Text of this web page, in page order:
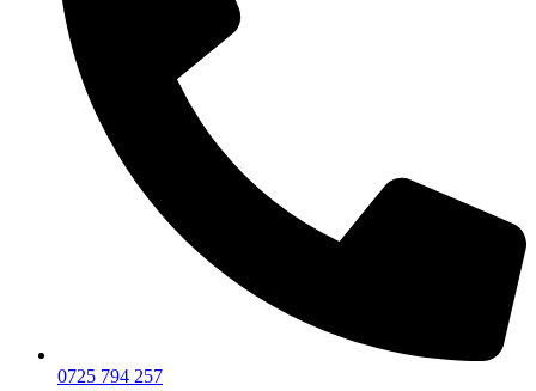
0725 794 257